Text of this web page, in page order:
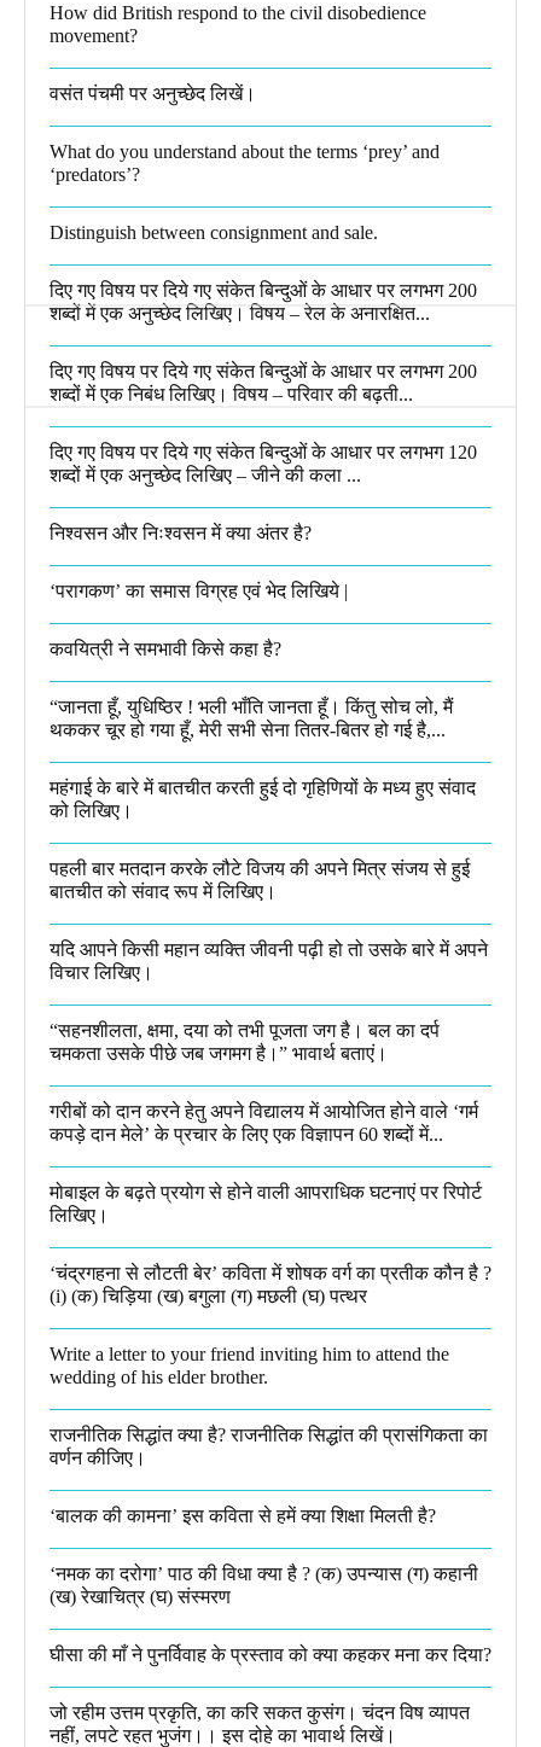
How did British respond to the civil disobedience
movement?
वसंत पंचमी पर अनुच्छेद लिखें।
What do you understand about the terms ‘prey’ and
‘predators’?​
Distinguish between consignment and sale.
दिए गए विषय पर दिये गए संकेत बिन्दुओं के आधार पर लगभग 200
शब्दों में एक अनुच्छेद लिखिए। विषय – रेल के अनारक्षित...
दिए गए विषय पर दिये गए संकेत बिन्दुओं के आधार पर लगभग 200
शब्दों में एक निबंध लिखिए। विषय – परिवार की बढ़ती...
दिए गए विषय पर दिये गए संकेत बिन्दुओं के आधार पर लगभग 120
शब्दों में एक अनुच्छेद लिखिए – जीने की कला ...
निश्वसन और निःश्वसन में क्या अंतर है?
‘परागकण’ का समास विग्रह एवं भेद लिखिये |
कवयित्री ने समभावी किसे कहा है?
“जानता हूँ, युधिष्ठिर ! भली भाँति जानता हूँ। किंतु सोच लो, मैं
थककर चूर हो गया हूँ, मेरी सभी सेना तितर-बितर हो गई है,...
महंगाई के बारे में बातचीत करती हुई दो गृहिणियों के मध्य हुए संवाद
को लिखिए।
पहली बार मतदान करके लौटे विजय की अपने मित्र संजय से हुई
बातचीत को संवाद रूप में लिखिए।
यदि आपने किसी महान व्यक्ति जीवनी पढ़ी हो तो उसके बारे में अपने
विचार लिखिए।
“सहनशीलता, क्षमा, दया को तभी पूजता जग है। बल का दर्प
चमकता उसके पीछे जब जगमग है।”​ भावार्थ बताएं।
गरीबों को दान करने हेतु अपने विद्यालय में आयोजित होने वाले ‘गर्म
कपड़े दान मेले’ के प्रचार के लिए एक विज्ञापन 60 शब्दों में...
मोबाइल के बढ़ते प्रयोग से होने वाली आपराधिक घटनाएं पर रिपोर्ट
लिखिए।
‘चंद्रगहना से लौटती बेर’ कविता में शोषक वर्ग का प्रतीक कौन है ?
(i) (क) चिड़िया (ख) बगुला (ग) मछली (घ) पत्थर
Write a letter to your friend inviting him to attend the
wedding of his elder brother.
राजनीतिक सिद्धांत क्या है? राजनीतिक सिद्धांत की प्रासंगिकता का
वर्णन कीजिए।
‘बालक की कामना’ इस कविता से हमें क्या शिक्षा मिलती है?
‘नमक का दरोगा’ पाठ की विधा क्या है ? (क) उपन्यास (ग) कहानी
(ख) रेखाचित्र (घ) संस्मरण​
घीसा की माँ ने पुनर्विवाह के प्रस्ताव को क्या कहकर मना कर दिया?
जो रहीम उत्तम प्रकृति, का करि सकत कुसंग। चंदन विष व्यापत
नहीं, लपटे रहत भुजंग।। इस दोहे का भावार्थ लिखें।